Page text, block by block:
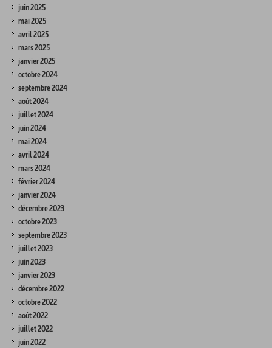
juin 2025
mai 2025
avril 2025
mars 2025
janvier 2025
octobre 2024
septembre 2024
août 2024
juillet 2024
juin 2024
mai 2024
avril 2024
mars 2024
février 2024
janvier 2024
décembre 2023
octobre 2023
septembre 2023
juillet 2023
juin 2023
janvier 2023
décembre 2022
octobre 2022
août 2022
juillet 2022
juin 2022